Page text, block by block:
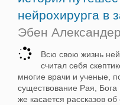
нейрохирурга в
Эбен Александер
Всю свою жизнь
считал себя
многие врачи и ученые,
существование Рая,
же касается рассказов